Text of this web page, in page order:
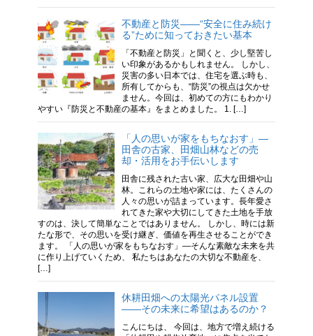
不動産と防災——“安全に住み続け
る”ために知っておきたい基本
「不動産と防災」と聞くと、少し堅苦し
い印象があるかもしれません。 しかし、
災害の多い日本では、住宅を選ぶ時も、
所有してからも、“防災”の視点は欠かせ
ません。今回は、初めての方にもわかり
やすい『防災と不動産の基本』をまとめました。 1. […]
「人の思いが家をもちなおす」—
田舎の古家、田畑山林などの売
却・活用をお手伝いします
田舎に残された古い家、広大な田畑や山
林。これらの土地や家には、たくさんの
人々の思いが詰まっています。長年愛さ
れてきた家や大切にしてきた土地を手放
すのは、決して簡単なことではありません。 しかし、時には新
たな形で、その思いを受け継ぎ、価値を再生させることができ
ます。 「人の思いが家をもちなおす」—そんな素敵な未来を共
に作り上げていくため、 私たちはあなたの大切な不動産を、
[…]
休耕田畑への太陽光パネル設置
——その未来に希望はあるのか？
こんにちは、 今回は、地方で増え続ける